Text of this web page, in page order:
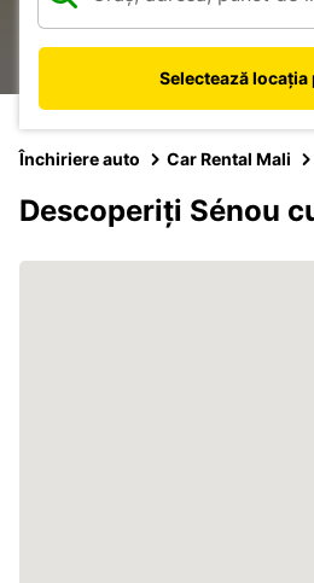
Selectează
Închiriere auto Car Rental Mali
Descoperiți Sénou